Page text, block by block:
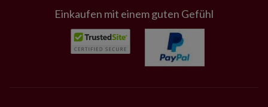
Einkaufen mit einem guten Gefühl